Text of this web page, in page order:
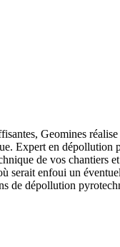
Geomines
Expert en
de vos chantiers
serait enfoui un
de dépollution